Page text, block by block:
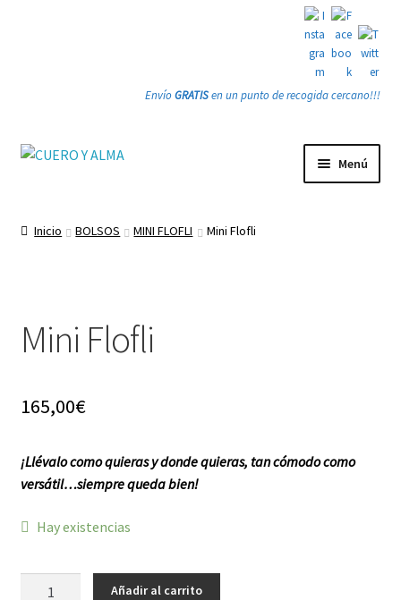
EnvíoGRATISen un punto de recogida cercano!!!
Ir
Ir
Menú
Gracias
Inicio BOLSOS MINI FLOFLI Mini Flofli
Mini Flofli
165,00€
¡Llévalo como quieras y donde quieras, tan cómodo como
versátil…siempre queda bien!
Hay existencias
Añadir al carrito